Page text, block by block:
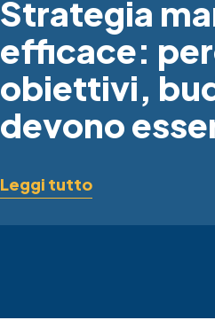
Strategia
efficace:
obiettivi,
devono
Leggi tutto